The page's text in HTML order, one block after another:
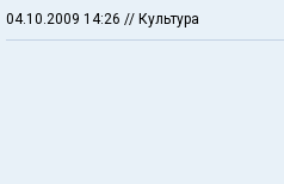
04.10.2009 14:26 // Культура